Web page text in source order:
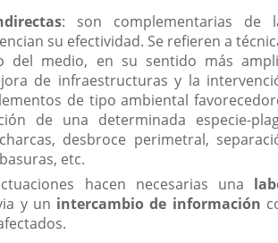
: son complementarias de
su efectividad. Se refieren a
del medio, en su sentido más
de infraestructuras y la
de tipo ambiental
de una determinada especie-
desbroce perimetral,
etc.
hacen necesarias una
y un intercambio de información